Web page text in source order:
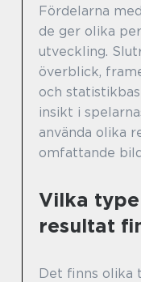
Fördelarna
de ger olika
utveckling.
överblick,
och
insikt i
använda olika
omfattande
Vilka
resultat
Det finns olika